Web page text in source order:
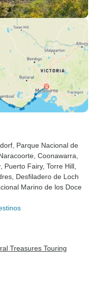
, Parque Nacional de
, Coonawarra
, Puerto Fairy, Torre Hill
, Desfiladero de Loch
Marino de los Doce
Treasures Touring